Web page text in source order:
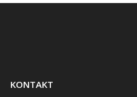
KONTAKT